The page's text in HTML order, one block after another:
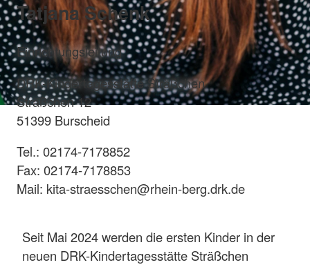
Tatjana Schenk
Einrichtungsleitung
DRK-Kindertagesstätte Sträßchen
Sträßchen 12
51399 Burscheid
Tel.: 02174-7178852
Fax: 02174-7178853
Mail: kita-straesschen@rhein-berg.drk.de
Seit Mai 2024 werden die ersten Kinder in der
neuen DRK-Kindertagesstätte Sträßchen